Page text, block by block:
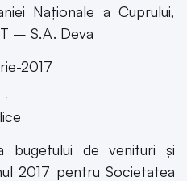
Naționale a Cuprului,
– S.A. Deva
2017
bugetului de venituri și
2017 pentru Societatea